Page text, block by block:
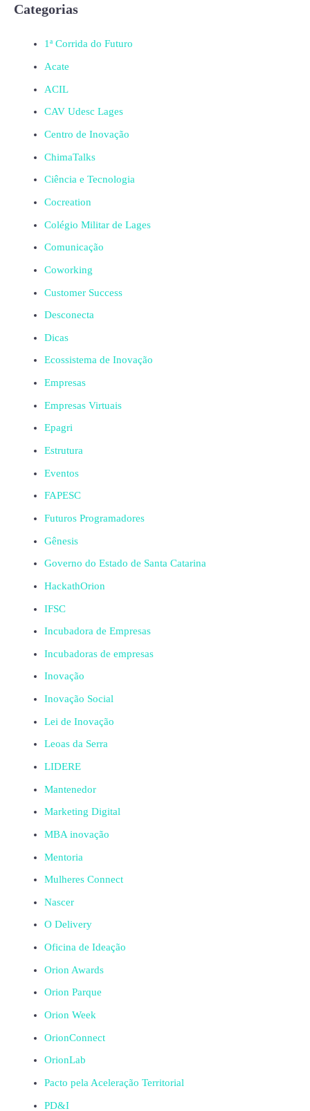
Categorias
1ª Corrida do Futuro
Acate
ACIL
CAV Udesc Lages
Centro de Inovação
ChimaTalks
Ciência e Tecnologia
Cocreation
Colégio Militar de Lages
Comunicação
Coworking
Customer Success
Desconecta
Dicas
Ecossistema de Inovação
Empresas
Empresas Virtuais
Epagri
Estrutura
Eventos
FAPESC
Futuros Programadores
Gênesis
Governo do Estado de Santa Catarina
HackathOrion
IFSC
Incubadora de Empresas
Incubadoras de empresas
Inovação
Inovação Social
Lei de Inovação
Leoas da Serra
LIDERE
Mantenedor
Marketing Digital
MBA inovação
Mentoria
Mulheres Connect
Nascer
O Delivery
Oficina de Ideação
Orion Awards
Orion Parque
Orion Week
OrionConnect
OrionLab
Pacto pela Aceleração Territorial
PD&I